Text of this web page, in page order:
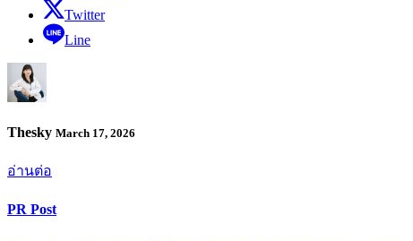
Twitter
Line
Thesky March 17, 2026
อ่านต่อ
PR Post